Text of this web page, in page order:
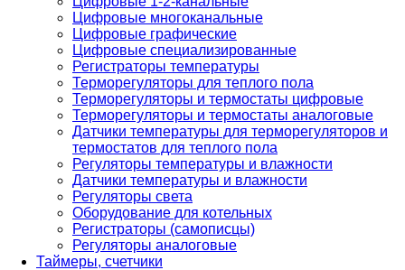
Цифровые многоканальные
Цифровые графические
Цифровые специализированные
Регистраторы температуры
Терморегуляторы для теплого пола
Терморегуляторы и термостаты цифровые
Терморегуляторы и термостаты аналоговые
Датчики температуры для терморегуляторов и
термостатов для теплого пола
Регуляторы температуры и влажности
Датчики температуры и влажности
Регуляторы света
Оборудование для котельных
Регистраторы (самописцы)
Регуляторы аналоговые
Таймеры, счетчики